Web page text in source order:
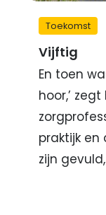
Toekomst
Vijftig
En toen
hoor,’ zegt
praktijk en
zijn